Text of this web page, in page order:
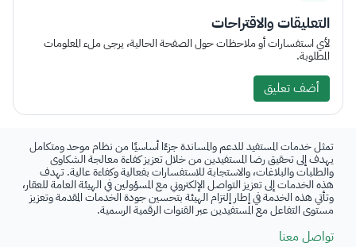
التعليقات والاقتراحات
لأي استفسارات أو ملاحظات حول الصفحة الحالية، يرجى ملء المعلومات
المطلوبة.
أضف تعليق
تمثل خدمات المستفيد للدعم والمساندة جزءًا أساسيًا من نظام موحد ومتكامل
يهدف إلى تحقيق رضا المستفيدين من خلال تعزيز كفاءة معالجة الشكاوى
والطلبات والبلاغات، والاستجابة للاستفسارات بفعالية وكفاءة عالية. تهدف
هذه الخدمات إلى تعزيز التواصل الإلكتروني مع المسؤولين في الهيئة العامة للعقار،
وتأتي هذه الخدمة في إطار إلتزام الهيئة بتحسين جودة الخدمات المقدمة وتعزيز
مستوى التفاعل مع المستفيدين عبر القنوات الرقمية الرسمية.
تواصل معنا